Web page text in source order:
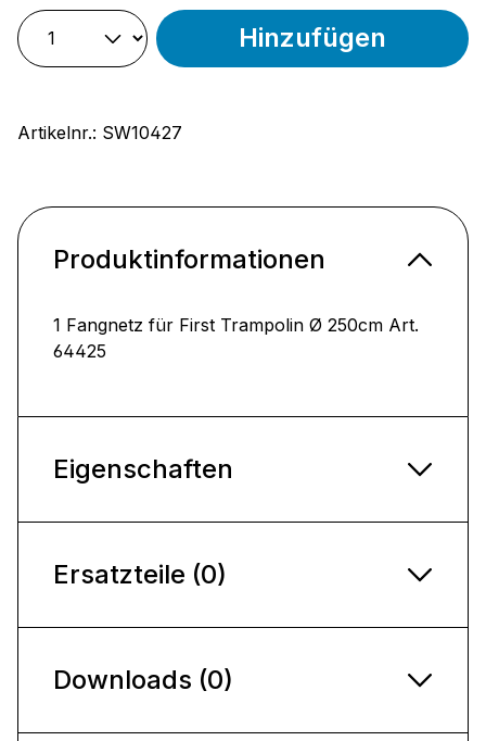
Hinzufügen
Artikelnr.: SW10427
Produktinformationen
1 Fangnetz für First Trampolin Ø 250cm Art.
64425
Eigenschaften
Ersatzteile (0)
Downloads (0)